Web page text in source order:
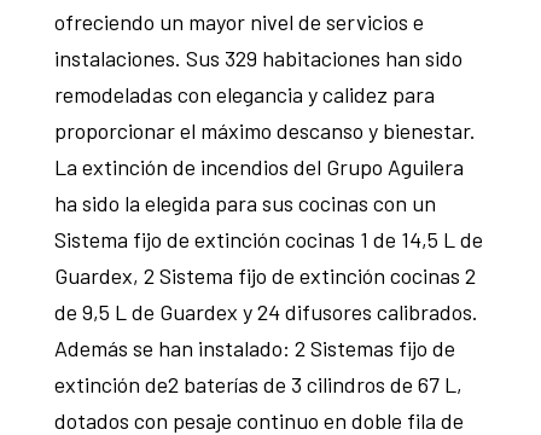
ofreciendo un mayor nivel de servicios e
instalaciones. Sus 329 habitaciones han sido
remodeladas con elegancia y calidez para
proporcionar el máximo descanso y bienestar.
La extinción de incendios del Grupo Aguilera
ha sido la elegida para sus cocinas con un
Sistema fijo de extinción cocinas 1 de 14,5 L de
Guardex, 2 Sistema fijo de extinción cocinas 2
de 9,5 L de Guardex y 24 difusores calibrados.
Además se han instalado: 2 Sistemas fijo de
extinción de2 baterías de 3 cilindros de 67 L,
dotados con pesaje continuo en doble fila de